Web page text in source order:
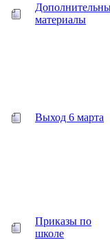
материалы
Выход 6 марта
Приказы по
школе